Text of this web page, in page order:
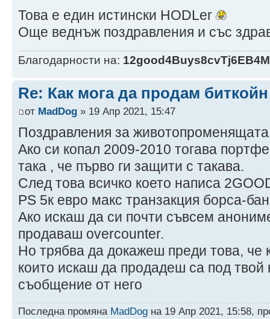
Това е един истински HODLer
Още веднъж поздравления и със
Благодарности на:
Re: Как мога да продам
от MadDog » 19 Апр 2021, 15:47
Поздравления за
Ако си копал 2009-2010 тогава
така , че първо ги защити с такава.
След това всичко което написа
PS 5к евро макс транзакция борса-
Ако искаш да си почти съвсем
продаваш overcounter.
Но трябва да докажеш преди това, че
които искаш да продадеш са под твой
съобщение от него
Последна промяна MadDog на 19 Апр 2021, 15:58,